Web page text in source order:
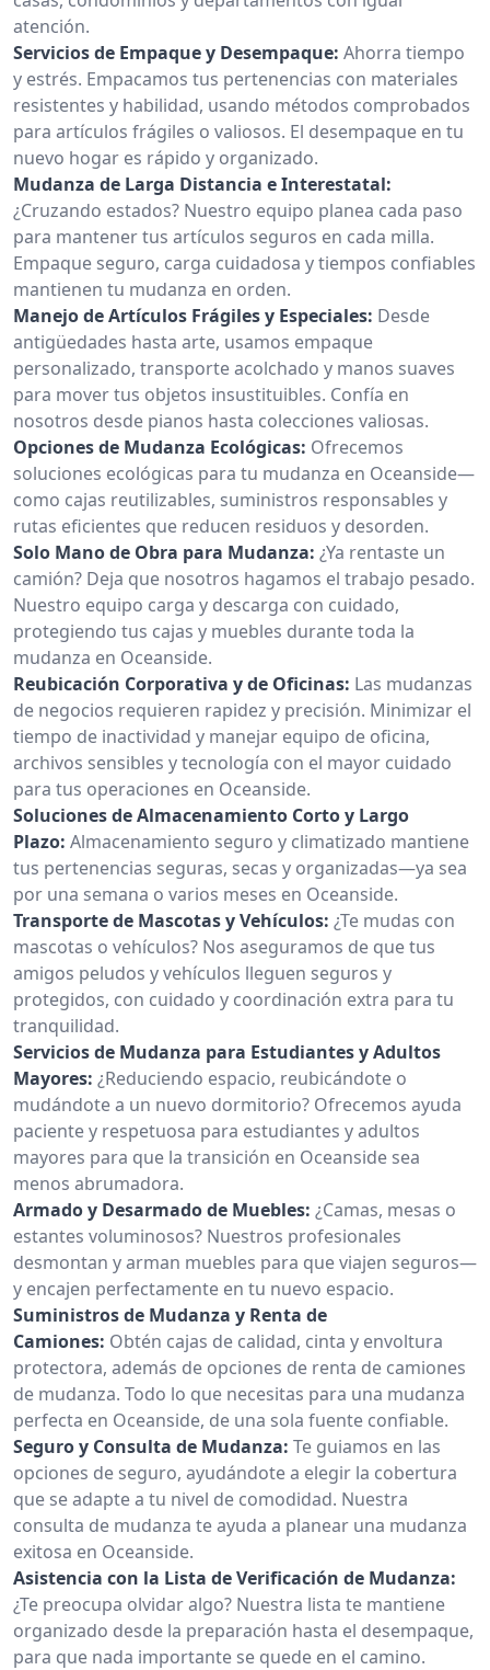
atención.
Servicios de Empaque y Desempaque: Ahorra tiempo
y estrés. Empacamos tus pertenencias con materiales
resistentes y habilidad, usando métodos comprobados
para artículos frágiles o valiosos. El desempaque en tu
nuevo hogar es rápido y organizado.
Mudanza de Larga Distancia e Interestatal:
¿Cruzando estados? Nuestro equipo planea cada paso
para mantener tus artículos seguros en cada milla.
Empaque seguro, carga cuidadosa y tiempos confiables
mantienen tu mudanza en orden.
Manejo de Artículos Frágiles y Especiales: Desde
antigüedades hasta arte, usamos empaque
personalizado, transporte acolchado y manos suaves
para mover tus objetos insustituibles. Confía en
nosotros desde pianos hasta colecciones valiosas.
Opciones de Mudanza Ecológicas: Ofrecemos
soluciones ecológicas para tu mudanza en Oceanside—
como cajas reutilizables, suministros responsables y
rutas eficientes que reducen residuos y desorden.
Solo Mano de Obra para Mudanza: ¿Ya rentaste un
camión? Deja que nosotros hagamos el trabajo pesado.
Nuestro equipo carga y descarga con cuidado,
protegiendo tus cajas y muebles durante toda la
mudanza en Oceanside.
Reubicación Corporativa y de Oficinas: Las mudanzas
de negocios requieren rapidez y precisión. Minimizar el
tiempo de inactividad y manejar equipo de oficina,
archivos sensibles y tecnología con el mayor cuidado
para tus operaciones en Oceanside.
Soluciones de Almacenamiento Corto y Largo
Plazo: Almacenamiento seguro y climatizado mantiene
tus pertenencias seguras, secas y organizadas—ya sea
por una semana o varios meses en Oceanside.
Transporte de Mascotas y Vehículos: ¿Te mudas con
mascotas o vehículos? Nos aseguramos de que tus
amigos peludos y vehículos lleguen seguros y
protegidos, con cuidado y coordinación extra para tu
tranquilidad.
Servicios de Mudanza para Estudiantes y Adultos
Mayores: ¿Reduciendo espacio, reubicándote o
mudándote a un nuevo dormitorio? Ofrecemos ayuda
paciente y respetuosa para estudiantes y adultos
mayores para que la transición en Oceanside sea
menos abrumadora.
Armado y Desarmado de Muebles: ¿Camas, mesas o
estantes voluminosos? Nuestros profesionales
desmontan y arman muebles para que viajen seguros—
y encajen perfectamente en tu nuevo espacio.
Suministros de Mudanza y Renta de
Camiones: Obtén cajas de calidad, cinta y envoltura
protectora, además de opciones de renta de camiones
de mudanza. Todo lo que necesitas para una mudanza
perfecta en Oceanside, de una sola fuente confiable.
Seguro y Consulta de Mudanza: Te guiamos en las
opciones de seguro, ayudándote a elegir la cobertura
que se adapte a tu nivel de comodidad. Nuestra
consulta de mudanza te ayuda a planear una mudanza
exitosa en Oceanside.
Asistencia con la Lista de Verificación de Mudanza:
¿Te preocupa olvidar algo? Nuestra lista te mantiene
organizado desde la preparación hasta el desempaque,
para que nada importante se quede en el camino.